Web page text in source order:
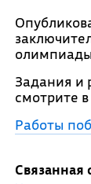
Задания и
смотрите
Работы